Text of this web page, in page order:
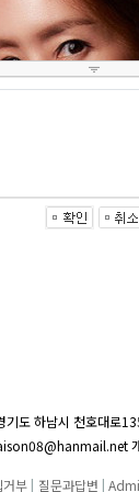
기도 하남시 천호대로
개
거부 | 질문과답변 |